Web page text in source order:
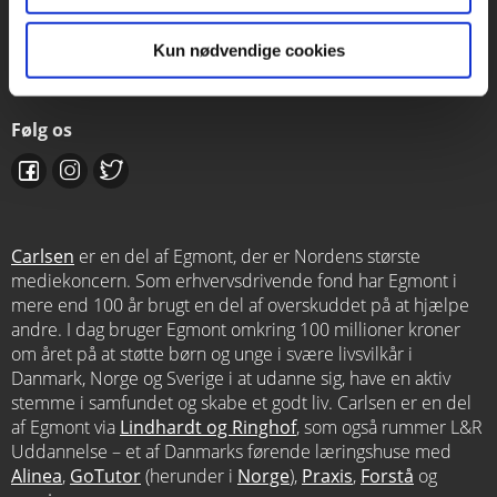
Kun nødvendige cookies
Kontakt salgsafdelingen
salg@carlsen.dk
Følg os
Carlsen er en del af Egmont, der er Nordens største
mediekoncern. Som erhvervsdrivende fond har Egmont i
mere end 100 år brugt en del af overskuddet på at hjælpe
andre. I dag bruger Egmont omkring 100 millioner kroner
om året på at støtte børn og unge i svære livsvilkår i
Danmark, Norge og Sverige i at udanne sig, have en aktiv
stemme i samfundet og skabe et godt liv. Carlsen er en del
af Egmont via Lindhardt og Ringhof, som også rummer L&R
Uddannelse – et af Danmarks førende læringshuse med
Alinea, GoTutor(herunder i Norge), Praxis, Forstå og